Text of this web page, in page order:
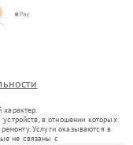
в отношении которых
Услуги оказываются в
не связаны с